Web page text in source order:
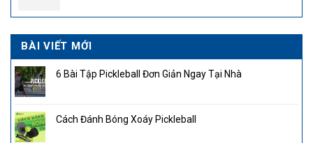
BÀI VIẾT MỚI
6 Bài Tập Pickleball Đơn Giản Ngay Tại Nhà
Cách Đánh Bóng Xoáy Pickleball